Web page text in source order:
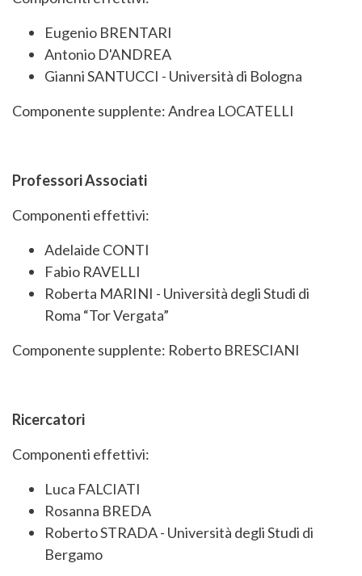
Eugenio BRENTARI
Antonio D'ANDREA
Gianni SANTUCCI - Università di Bologna
Componente supplente: Andrea LOCATELLI
Professori Associati
Componenti effettivi:
Adelaide CONTI
Fabio RAVELLI
Roberta MARINI - Università degli Studi di
Roma “Tor Vergata”
Componente supplente: Roberto BRESCIANI
Ricercatori
Componenti effettivi:
Luca FALCIATI
Rosanna BREDA
Roberto STRADA - Università degli Studi di
Bergamo